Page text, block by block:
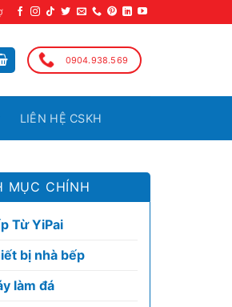
0904.938.569
LIÊN HỆ CSKH
MỤC CHÍNH
Từ YiPai
bị nhà bếp
làm đá